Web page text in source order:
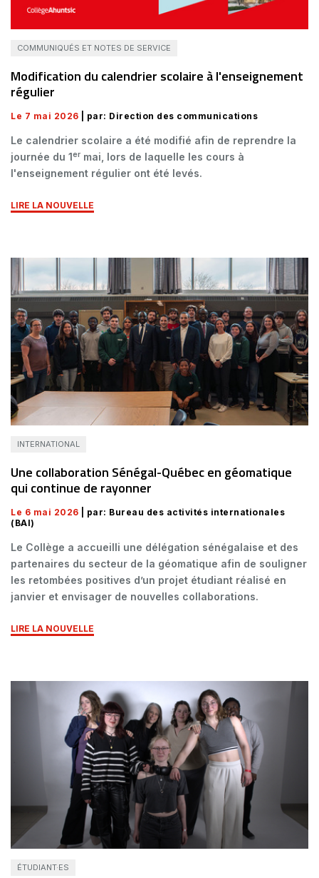
COMMUNIQUÉS ET NOTES DE SERVICE
Modification du calendrier scolaire à l'enseignement
régulier
Le 7 mai 2026 | par: Direction des communications
Le calendrier scolaire a été modifié afin de reprendre la
journée du 1er mai, lors de laquelle les cours à
l'enseignement régulier ont été levés.
LIRE LA NOUVELLE
INTERNATIONAL
Une collaboration Sénégal-Québec en géomatique
qui continue de rayonner
Le 6 mai 2026
| par: Bureau des activités internationales
(BAI)
Le Collège a accueilli une délégation sénégalaise et des
partenaires du secteur de la géomatique afin de souligner
les retombées positives d’un projet étudiant réalisé en
janvier et envisager de nouvelles collaborations.
LIRE LA NOUVELLE
ÉTUDIANT·ES